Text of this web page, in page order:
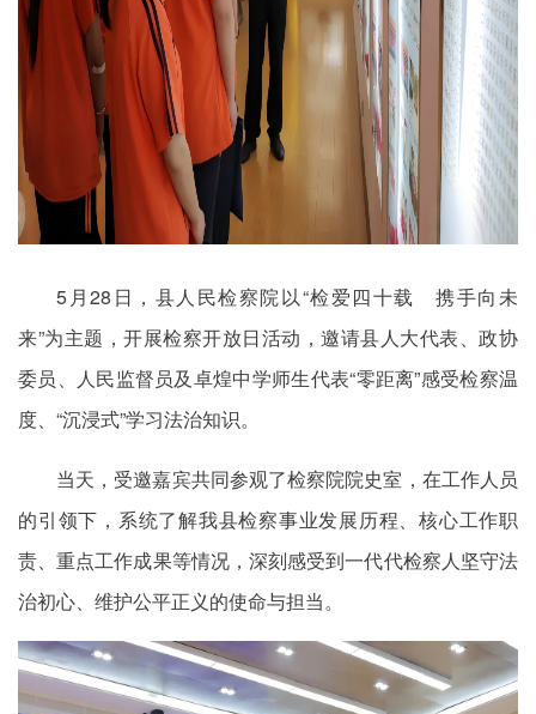
5月28日，县人民检察院以“检爱四十载 携手向未
来”为主题，开展检察开放日活动，邀请县人大代表、政协
委员、人民监督员及卓煌中学师生代表“零距离”感受检察温
度、“沉浸式”学习法治知识。
当天，受邀嘉宾共同参观了检察院院史室，在工作人员
的引领下，系统了解我县检察事业发展历程、核心工作职
责、重点工作成果等情况，深刻感受到一代代检察人坚守法
治初心、维护公平正义的使命与担当。